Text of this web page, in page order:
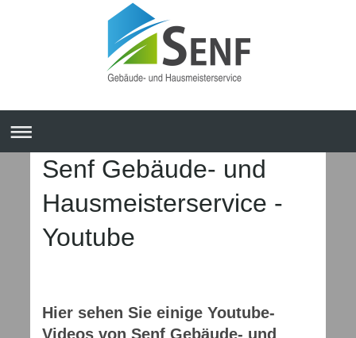
Senf Gebäude- und
Hausmeisterservice -
Youtube
Hier sehen Sie einige Youtube-
Videos von Senf Gebäude- und